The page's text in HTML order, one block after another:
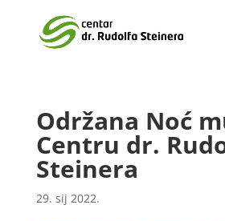
Održana Noć
Centru dr.
Steinera
29. sij 2022.